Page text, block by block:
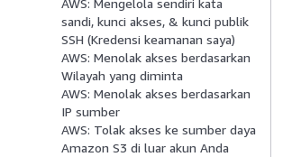
AWS: Mengelola sendiri kata
sandi, kunci akses, & kunci publik
SSH (Kredensi keamanan saya)
AWS: Menolak akses berdasarkan
Wilayah yang diminta
AWS: Menolak akses berdasarkan
IP sumber
AWS: Tolak akses ke sumber daya
Amazon S3 di luar akun Anda